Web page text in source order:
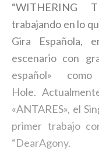
“WITHERING
trabajando en lo
Gira Española,
escenario con
español»
Hole.
«ANTARES», el
primer trabajo
“DearAgony.